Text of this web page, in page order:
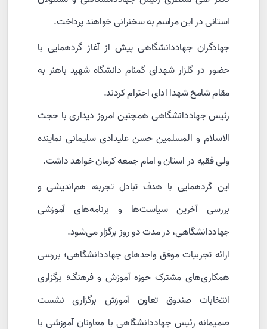
استانی در این مراسم به سخنرانی خواهند پرداخت.
جهادگران جهاددانشگاهی پیش از آغاز گردهمایی با
حضور در گلزار شهدای گمنام دانشگاه شهید باهنر به
مقام شامخ شهدا ادای احترام کردند.
رئیس جهاددانشگاهی همچنین امروز دیداری با حجت
الاسلام و المسلمین حسن علیدادی سلیمانی نماینده
ولی فقیه در استان و امام جمعه کرمان خواهد داشت.
این گردهمایی با هدف تبادل تجربه، هم‌اندیشی و
بررسی آخرین سیاست‌ها و برنامه‌های آموزشی
جهاددانشگاهی، در مدت دو روز برگزار می‌شود.
ارائه تجربیات موفق واحدهای جهاددانشگاهی؛ بررسی
همکاری‌های مشترک حوزه آموزش و فرهنگ؛ برگزاری
انتخابات صندوق تعاون آموزش برگزاری نشست
صمیمانه رئیس جهاددانشگاهی با معاونان آموزشی با